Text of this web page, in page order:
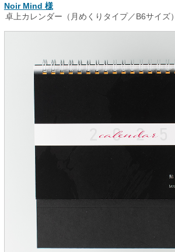
Noir Mind 様
卓上カレンダー（月めくりタイプ／B6サイズ）